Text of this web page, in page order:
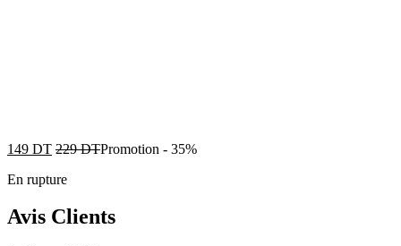
149 DT 229DTPromotion - 35%
En rupture
Avis Clients